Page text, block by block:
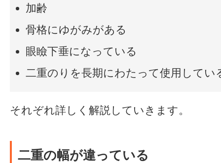
加齢
骨格にゆがみがある
眼瞼下垂になっている
二重のりを長期にわたって使用してい
それぞれ詳しく解説していきます。
二重の幅が違っている